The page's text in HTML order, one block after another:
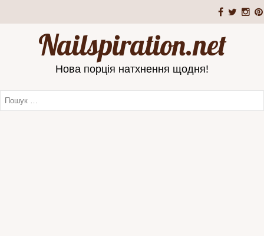
Nailspiration.net
Нова порція натхнення щодня!